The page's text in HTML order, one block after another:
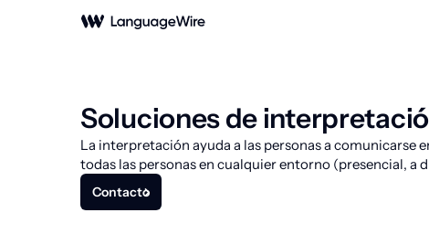
Soluciones de
La interpretación ayuda a las personas a comunicarse
todas las personas en cualquier entorno (presencial, a
Contacto